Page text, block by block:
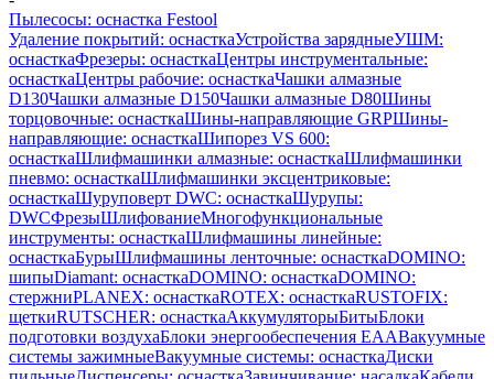
Пылесосы: оснастка Festool
Удаление покрытий: оснасткаУстройства зарядныеУШМ:
оснасткаФрезеры: оснасткаЦентры инструментальные:
оснасткаЦентры рабочие: оснасткаЧашки алмазные
D130Чашки алмазные D150Чашки алмазные D80Шины
торцовочные: оснасткаШины-направляющие GRPШины-
направляющие: оснасткаШипорез VS 600:
оснасткаШлифмашинки алмазные: оснасткаШлифмашинки
пневмо: оснасткаШлифмашинки эксцентриковые:
оснасткаШуруповерт DWC: оснасткаШурупы:
DWCФрезыШлифованиеМногофункциональные
инструменты: оснасткаШлифмашины линейные:
оснасткаБурыШлифмашины ленточные: оснасткаDOMINO:
шипыDiamant: оснасткаDOMINO: оснасткаDOMINO:
стержниPLANEX: оснасткаROTEX: оснасткаRUSTOFIX:
щеткиRUTSCHER: оснасткаАккумуляторыБитыБлоки
подготовки воздухаБлоки энергообеспечения EAAВакуумные
системы зажимныеВакуумные системы: оснасткаДиски